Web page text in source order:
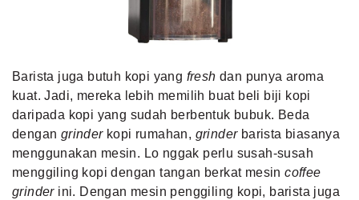
Barista juga butuh kopi yang freshdan punya aroma
kuat. Jadi, mereka lebih memilih buat beli biji kopi
daripada kopi yang sudah berbentuk bubuk. Beda
dengan grinder kopi rumahan, grinderbarista biasanya
menggunakan mesin. Lo nggak perlu susah-susah
menggiling kopi dengan tangan berkat mesincoffee
grinder ini. Dengan mesin penggiling kopi, barista juga